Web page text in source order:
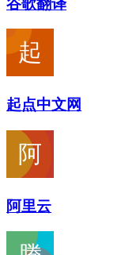
谷歌翻译
起点中文网
阿里云